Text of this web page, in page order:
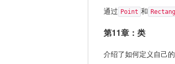
通过 Point 和
第11章：类
介绍了如何定义自己